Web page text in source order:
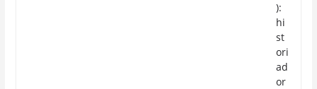
):
hi
st
ori
ad
or